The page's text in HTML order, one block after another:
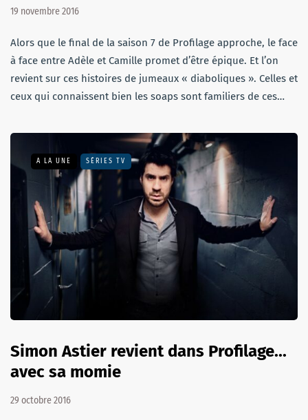
19 novembre 2016
Alors que le final de la saison 7 de Profilage approche, le face
à face entre Adèle et Camille promet d’être épique. Et l’on
revient sur ces histoires de jumeaux « diaboliques ». Celles et
ceux qui connaissent bien les soaps sont familiers de ces…
A LA UNE SÉRIES TV
Simon Astier revient dans Profilage...
avec sa momie
29 octobre 2016